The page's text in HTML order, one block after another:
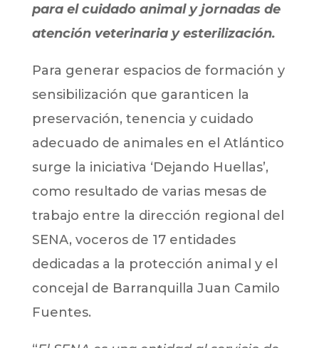
para el cuidado animal y jornadas de
atención veterinaria y esterilización.
Para generar espacios de formación y
sensibilización que garanticen la
preservación, tenencia y cuidado
adecuado de animales en el Atlántico
surge la iniciativa ‘Dejando Huellas’,
como resultado de varias mesas de
trabajo entre la dirección regional del
SENA, voceros de 17 entidades
dedicadas a la protección animal y el
concejal de Barranquilla Juan Camilo
Fuentes.